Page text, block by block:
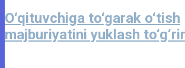
O‘qituvchiga to‘garak o‘tish
majburiyatini yuklash